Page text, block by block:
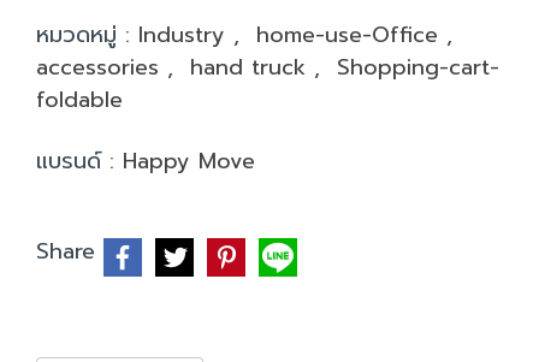
หมวดหมู่ : Industry , home-use-Office ,
accessories , hand truck , Shopping-cart-
foldable
แบรนด์ : Happy Move
Share